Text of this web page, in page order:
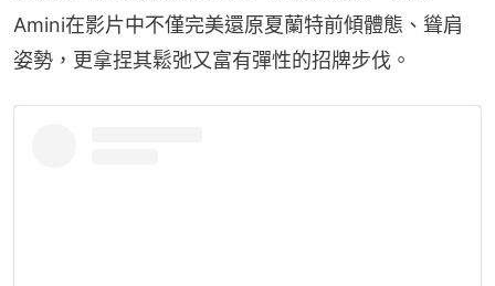
Amini在影片中不僅完美還原夏蘭特前傾體態、聳肩
姿勢，更拿捏其鬆弛又富有彈性的招牌步伐。